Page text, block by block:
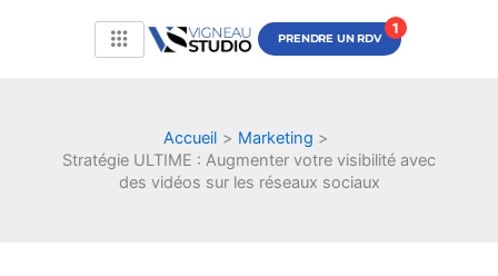
PRENDRE UN RDV
Accueil
Marketing
Stratégie ULTIME : Augmenter votre visibilité avec
des vidéos sur les réseaux sociaux